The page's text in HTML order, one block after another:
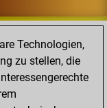
Technologien,
zu stellen, die